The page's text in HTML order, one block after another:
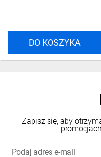
DO KOSZYKA
Zapisz się, aby
Podaj adres e-mail